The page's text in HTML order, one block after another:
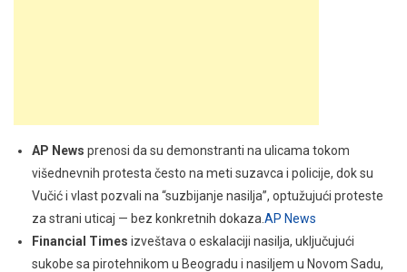
AP News prenosi da su demonstranti na ulicama tokom
višednevnih protesta često na meti suzavca i policije, dok su
Vučić i vlast pozvali na “suzbijanje nasilja”, optužujući proteste
za strani uticaj — bez konkretnih dokaza. AP News
Financial Times izveštava o eskalaciji nasilja, uključujući
sukobe sa pirotehnikom u Beogradu i nasiljem u Novom Sadu,